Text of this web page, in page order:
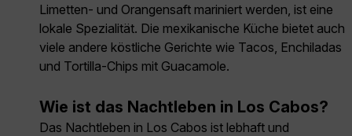
Limetten- und Orangensaft mariniert werden, ist eine
lokale Spezialität. Die mexikanische Küche bietet auch
viele andere köstliche Gerichte wie Tacos, Enchiladas
und Tortilla-Chips mit Guacamole.
Wie ist das Nachtleben in Los Cabos?
Das Nachtleben in Los Cabos ist lebhaft und